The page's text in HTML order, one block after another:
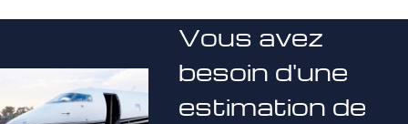
Vous avez
besoin d'une
estimation de